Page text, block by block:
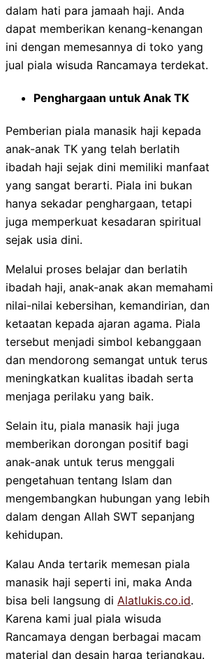
dalam hati para jamaah haji. Anda
dapat memberikan kenang-kenangan
ini dengan memesannya di toko yang
jual piala wisuda Rancamaya terdekat.
Penghargaan untuk Anak TK
Pemberian piala manasik haji kepada
anak-anak TK yang telah berlatih
ibadah haji sejak dini memiliki manfaat
yang sangat berarti. Piala ini bukan
hanya sekadar penghargaan, tetapi
juga memperkuat kesadaran spiritual
sejak usia dini.
Melalui proses belajar dan berlatih
ibadah haji, anak-anak akan memahami
nilai-nilai kebersihan, kemandirian, dan
ketaatan kepada ajaran agama. Piala
tersebut menjadi simbol kebanggaan
dan mendorong semangat untuk terus
meningkatkan kualitas ibadah serta
menjaga perilaku yang baik.
Selain itu, piala manasik haji juga
memberikan dorongan positif bagi
anak-anak untuk terus menggali
pengetahuan tentang Islam dan
mengembangkan hubungan yang lebih
dalam dengan Allah SWT sepanjang
kehidupan.
Kalau Anda tertarik memesan piala
manasik haji seperti ini, maka Anda
bisa beli langsung di Alatlukis.co.id.
Karena kami jual piala wisuda
Rancamaya dengan berbagai macam
material dan desain harga terjangkau.